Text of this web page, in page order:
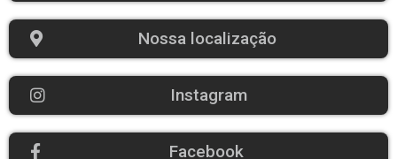
Nossa localização
Instagram
Facebook